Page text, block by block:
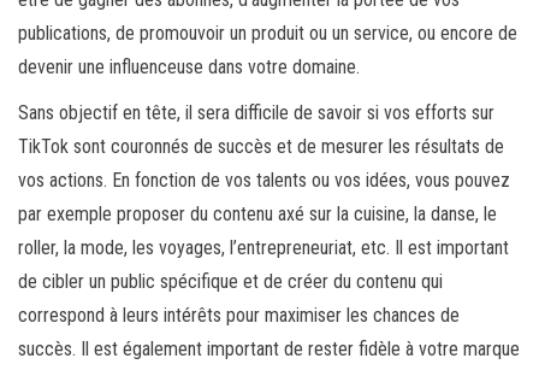
publications, de promouvoir un produit ou un service, ou encore de
devenir une influenceuse dans votre domaine.
Sans objectif en tête, il sera difficile de savoir si vos efforts sur
TikTok sont couronnés de succès et de mesurer les résultats de
vos actions. En fonction de vos talents ou vos idées, vous pouvez
par exemple proposer du contenu axé sur la cuisine, la danse, le
roller, la mode, les voyages, l’entrepreneuriat, etc. Il est important
de cibler un public spécifique et de créer du contenu qui
correspond à leurs intérêts pour maximiser les chances de
succès. Il est également important de rester fidèle à votre marque